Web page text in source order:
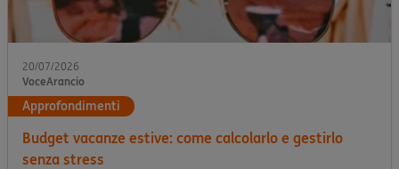
20/07/2026
VoceArancio
Approfondimenti
Budget vacanze estive: come calcolarlo e gestirlo
senza stress